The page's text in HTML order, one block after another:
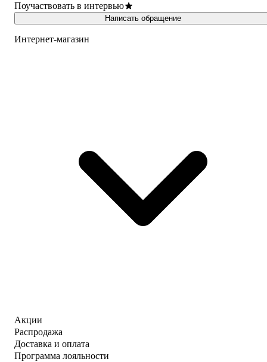
Поучаствовать в интервью
Написать обращение
Интернет-магазин
Акции
Распродажа
Доставка и оплата
Программа лояльности